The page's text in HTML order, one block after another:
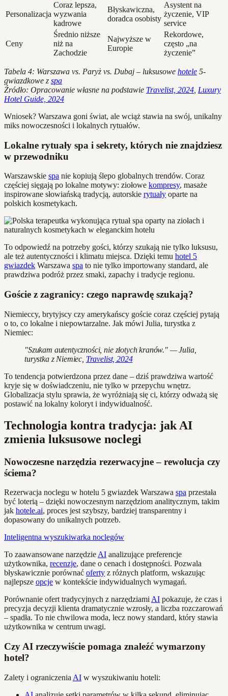
Personalizacja
Coraz lepsza,
wyzwania
kadrowe
Błyskawiczna,
doradca osobisty
Asystent na
życzenie, VIP
service
Ceny
Średnio niższe
niż na
Zachodzie
Najwyższe w
Europie
Rekordowe,
często „na
życzenie”
Tabela 4: Warszawa vs. Paryż vs. Dubaj – luksusowe hotele 5-
gwiazdkowe z spa
Źródło: Opracowanie własne na podstawie Travelist, 2024 Luxury
Hotel Guide, 2024
Wniosek? Warszawa goni świat, ale wciąż stawia na swój, unikalny
miks nowoczesności i lokalnych rytuałów.
Lokalne rytuały spa i sekrety, których nie znajdziesz
w przewodniku
Warszawskie spa nie kopiują ślepo globalnych trendów. Coraz
częściej sięgają po lokalne motywy: ziołowe kompresy, masaże
inspirowane słowiańską tradycją, autorskie rytuały oparte na
polskich kosmetykach.
To odpowiedź na potrzeby gości, którzy szukają nie tylko luksusu,
ale też autentyczności i klimatu miejsca. Dzięki temu hotel 5
gwiazdek Warszawa spa to nie tylko importowany standard, ale
prawdziwa podróż przez smaki, zapachy i tradycje regionu.
Goście z zagranicy: czego naprawdę szukają?
Niemieccy, brytyjscy czy amerykańscy goście coraz częściej pytają
o to, co lokalne i niepowtarzalne. Jak mówi Julia, turystka z
Niemiec:
"Szukam autentyczności, nie złotych kranów." — Julia,
turystka z Niemiec, Travelist, 2024
To tendencja potwierdzona przez dane – dziś prawdziwa wartość
kryje się w doświadczeniu, nie tylko w przepychu wnętrz.
Globalizacja stylu sprawia, że wyróżniają się ci, którzy odważą się
postawić na lokalny koloryt i indywidualność.
Technologia kontra tradycja: jak AI
zmienia luksusowe noclegi
Nowoczesne narzędzia rezerwacyjne – rewolucja czy
ściema?
Rezerwacja noclegu w hotelu 5 gwiazdek Warszawa spa przestała
być loterią – dzięki nowoczesnym narzędziom analitycznym, takim
jak hotele.ai, proces jest szybszy, bardziej transparentny i
dopasowany do unikalnych potrzeb.
Inteligentna wyszukiwarka noclegów
To zaawansowane narzędzieAI analizujące preferencje
użytkownika, recenzje, dane o cenach i dostępności. Pozwala
błyskawicznie porównać oferty z różnych platform, wskazując
najlepsze opcje w kontekście indywidualnych wymagań.
Porównanie ofert tradycyjnych z narzędziamiAI pokazuje, że czas i
precyzja decyzji klienta dramatycznie wzrosły, a liczba rozczarowań
– spadła. To nie chwilowa moda, lecz nowy standard, który stawia
użytkownika w centrum uwagi.
Czy AI rzeczywiście pomaga znaleźć wymarzony
hotel?
Zalety i ograniczenia AI w wyszukiwaniu hoteli: